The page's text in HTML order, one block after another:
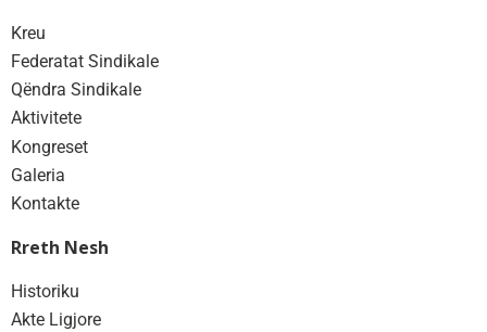
Kreu
Federatat Sindikale
Qëndra Sindikale
Aktivitete
Kongreset
Galeria
Kontakte
Rreth Nesh
Historiku
Akte Ligjore